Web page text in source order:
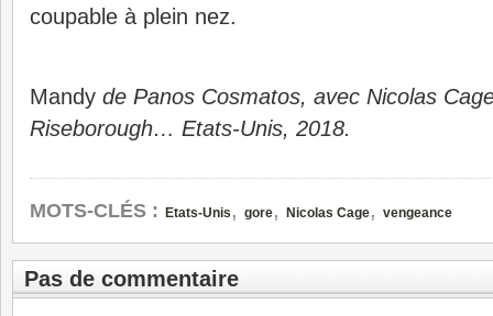
coupable à plein nez.
Mandy de Panos Cosmatos, avec Nicolas
Riseborough… Etats-Unis, 2018.
MOTS-CLÉS : Etats-Unis , gore, Nicolas Cage, vengeance
Pas de commentaire